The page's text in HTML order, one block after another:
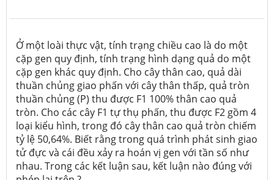
Ở một loài thực vật, tính trạng chiều cao là do một
cặp gen quy định, tính trạng hình dạng quả do một
cặp gen khác quy định. Cho cây thân cao, quả dài
thuần chủng giao phấn với cây thân thấp, quả tròn
thuần chủng (P) thu được F1 100% thân cao quả
tròn. Cho các cây F1 tự thụ phấn, thu được F2 gồm 4
loại kiểu hình, trong đó cây thân cao quả tròn chiếm
tỷ lệ 50,64%. Biết rằng trong quá trình phát sinh giao
tử đực và cái đều xảy ra hoán vị gen với tần số như
nhau. Trong các kết luận sau, kết luận nào đúng với